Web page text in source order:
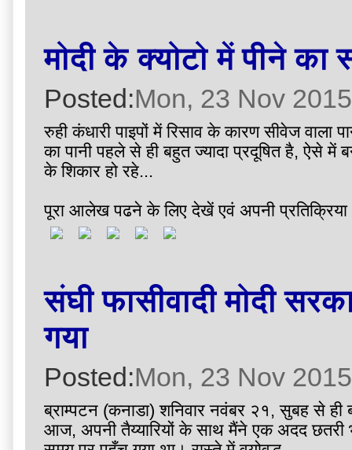
मोदी के क्योटो में पीने का
Posted:Mon, 23 Nov
रुही कंधारी पाइपों में रिसाव के कारण सीवेज वाला
का पानी पहले से ही बहुत ज्यादा प्रदूषित है, ऐसे में
के शिकार हो रहे...
पूरा आलेख पढने के लिए देखें एवं अपनी
संघी फासीवादी मोदी
गया
Posted:Mon, 23 Nov
ब्राम्पटन (कनाडा) शनिवार नवंबर २१, सुबह से ही
आज, अपनी तैय्यारियों के साथ मैंने एक अदद छतरी